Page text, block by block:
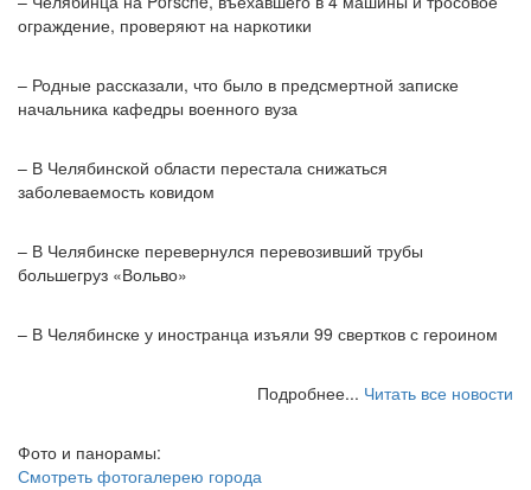
ограждение, проверяют на наркотики
– Родные рассказали, что было в предсмертной записке
начальника кафедры военного вуза
– В Челябинской области перестала снижаться
заболеваемость ковидом
– В Челябинске перевернулся перевозивший трубы
большегруз «Вольво»
– В Челябинске у иностранца изъяли 99 свертков с героином
Подробнее... Читать все новости
Фото и панорамы:
Смотреть фотогалерею города